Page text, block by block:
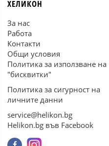
ХЕЛИКОН
За нас
Работа
Контакти
Общи условия
Политика за използване на
"бисквитки"
Политика за сигурност на
личните данни
service@helikon.bg
Helikon.bg във Facebook